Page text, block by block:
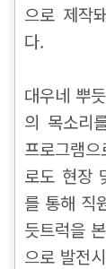
으로 제작
다.
대우네 뿌
의 목소리
프로그램
로도 현장
를 통해 직
듯트럭을
으로 발전